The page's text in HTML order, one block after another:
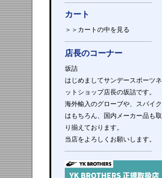
カート
＞＞カートの中を見る
店長のコーナー
坂詰
はじめましてサンデースポーツネ
ットショップ店長の坂詰です。
海外輸入のグローブや、スパイク
はもちろん、国内メーカー品も取
り揃えております。
当店をよろしくお願いします。